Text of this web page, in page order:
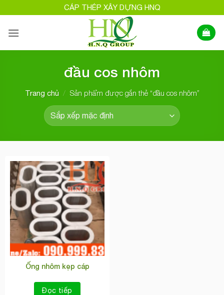
qua
nội
CÁP THÉP XÂY DỰNG HNQ
đầu cos nhôm
Trang chủ / Sản phẩm được gắn thẻ “đầu cos nhôm”
Ống nhôm kẹp cáp
Đọc tiếp